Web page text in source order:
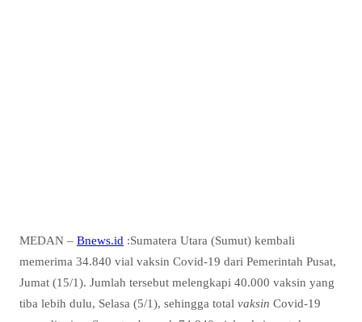
MEDAN – Bnews.id :Sumatera Utara (Sumut) kembali
memerima 34.840 vial vaksin Covid-19 dari Pemerintah Pusat,
Jumat (15/1). Jumlah tersebut melengkapi 40.000 vaksin yang
tiba lebih dulu, Selasa (5/1), sehingga total vaksin Covid-19